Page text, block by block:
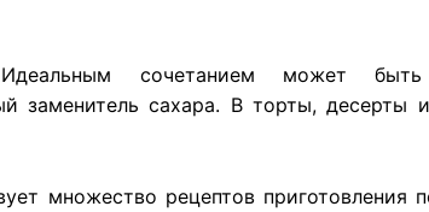
сочетанием может
заменитель сахара. В торты, десерты
множество рецептов приготовления